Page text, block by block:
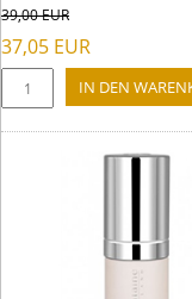
39,00EUR
37,05 EUR